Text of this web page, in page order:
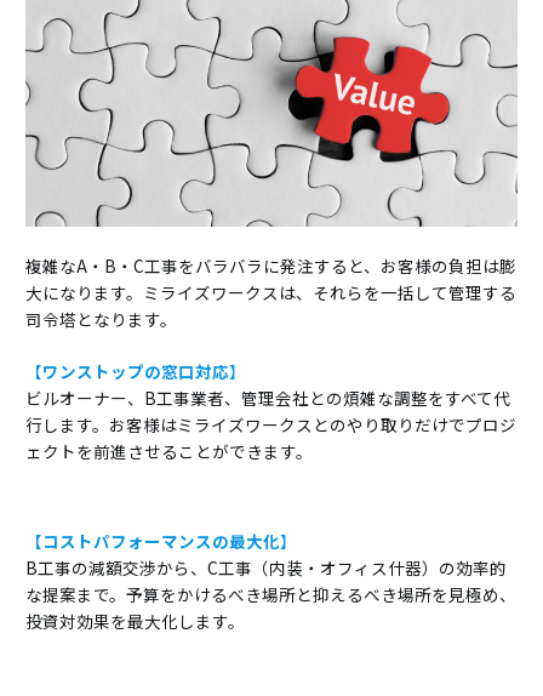
複雑なA・B・C工事をバラバラに発注すると、お客様の負担は膨
大になります。ミライズワークスは、それらを一括して管理する
司令塔となります。
【ワンストップの窓口対応】
ビルオーナー、B工事業者、管理会社との煩雑な調整をすべて代
行します。お客様はミライズワークスとのやり取りだけでプロジ
ェクトを前進させることができます。
【コストパフォーマンスの最大化】
B工事の減額交渉から、C工事（内装・オフィス什器）の効率的
な提案まで。予算をかけるべき場所と抑えるべき場所を見極め、
投資対効果を最大化します。